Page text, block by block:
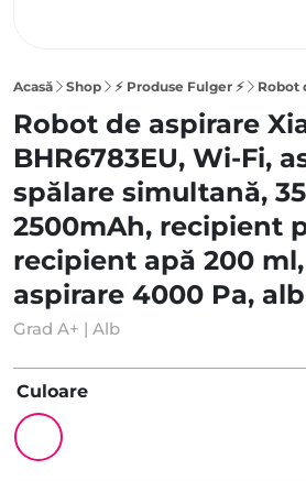
Acasă Shop ⚡ Produse Fulger ⚡ Robot de aspirare Xiaomi E10
Robot de aspirare
BHR6783EU, Wi-Fi,
spălare simultană,
2500mAh, recipient
recipient apă 200
aspirare 4000 Pa, alb
Grad A+ | Alb
Culoare